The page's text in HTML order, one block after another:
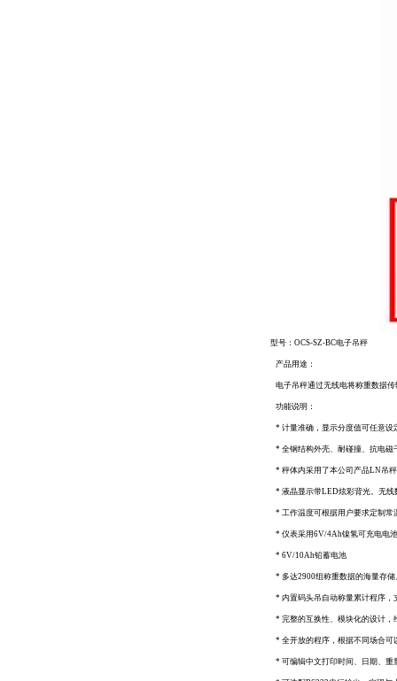
型号：OCS-SZ-BC电子吊秤
产品用途：
电子吊秤通过无线电将称重数据
功能说明：
* 计量准确，显示分度值可任意设
* 全钢结构外壳、耐碰撞、抗电磁
* 秤体内采用了本公司产品LN吊
* 液晶显示带LED炫彩背光。无线
* 工作温度可根据用户要求定制
* 仪表采用6V/4Ah镍氢可充电电
* 6V/10Ah铅蓄电池
* 多达2900组称重数据的海量存储
* 内置码头吊自动称量累计程序，
* 完整的互换性、模块化的设计，
* 全开放的程序，根据不同场合可
* 可编辑中文打印时间、日期、重